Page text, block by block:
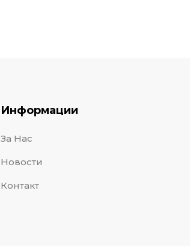
Информации
За Нас
Новости
Контакт